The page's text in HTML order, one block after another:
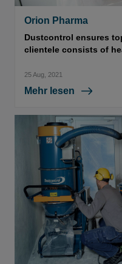
Orion Pharma
Dustcontrol ensures
clientele consists of
25 Aug, 2021
Mehr lesen